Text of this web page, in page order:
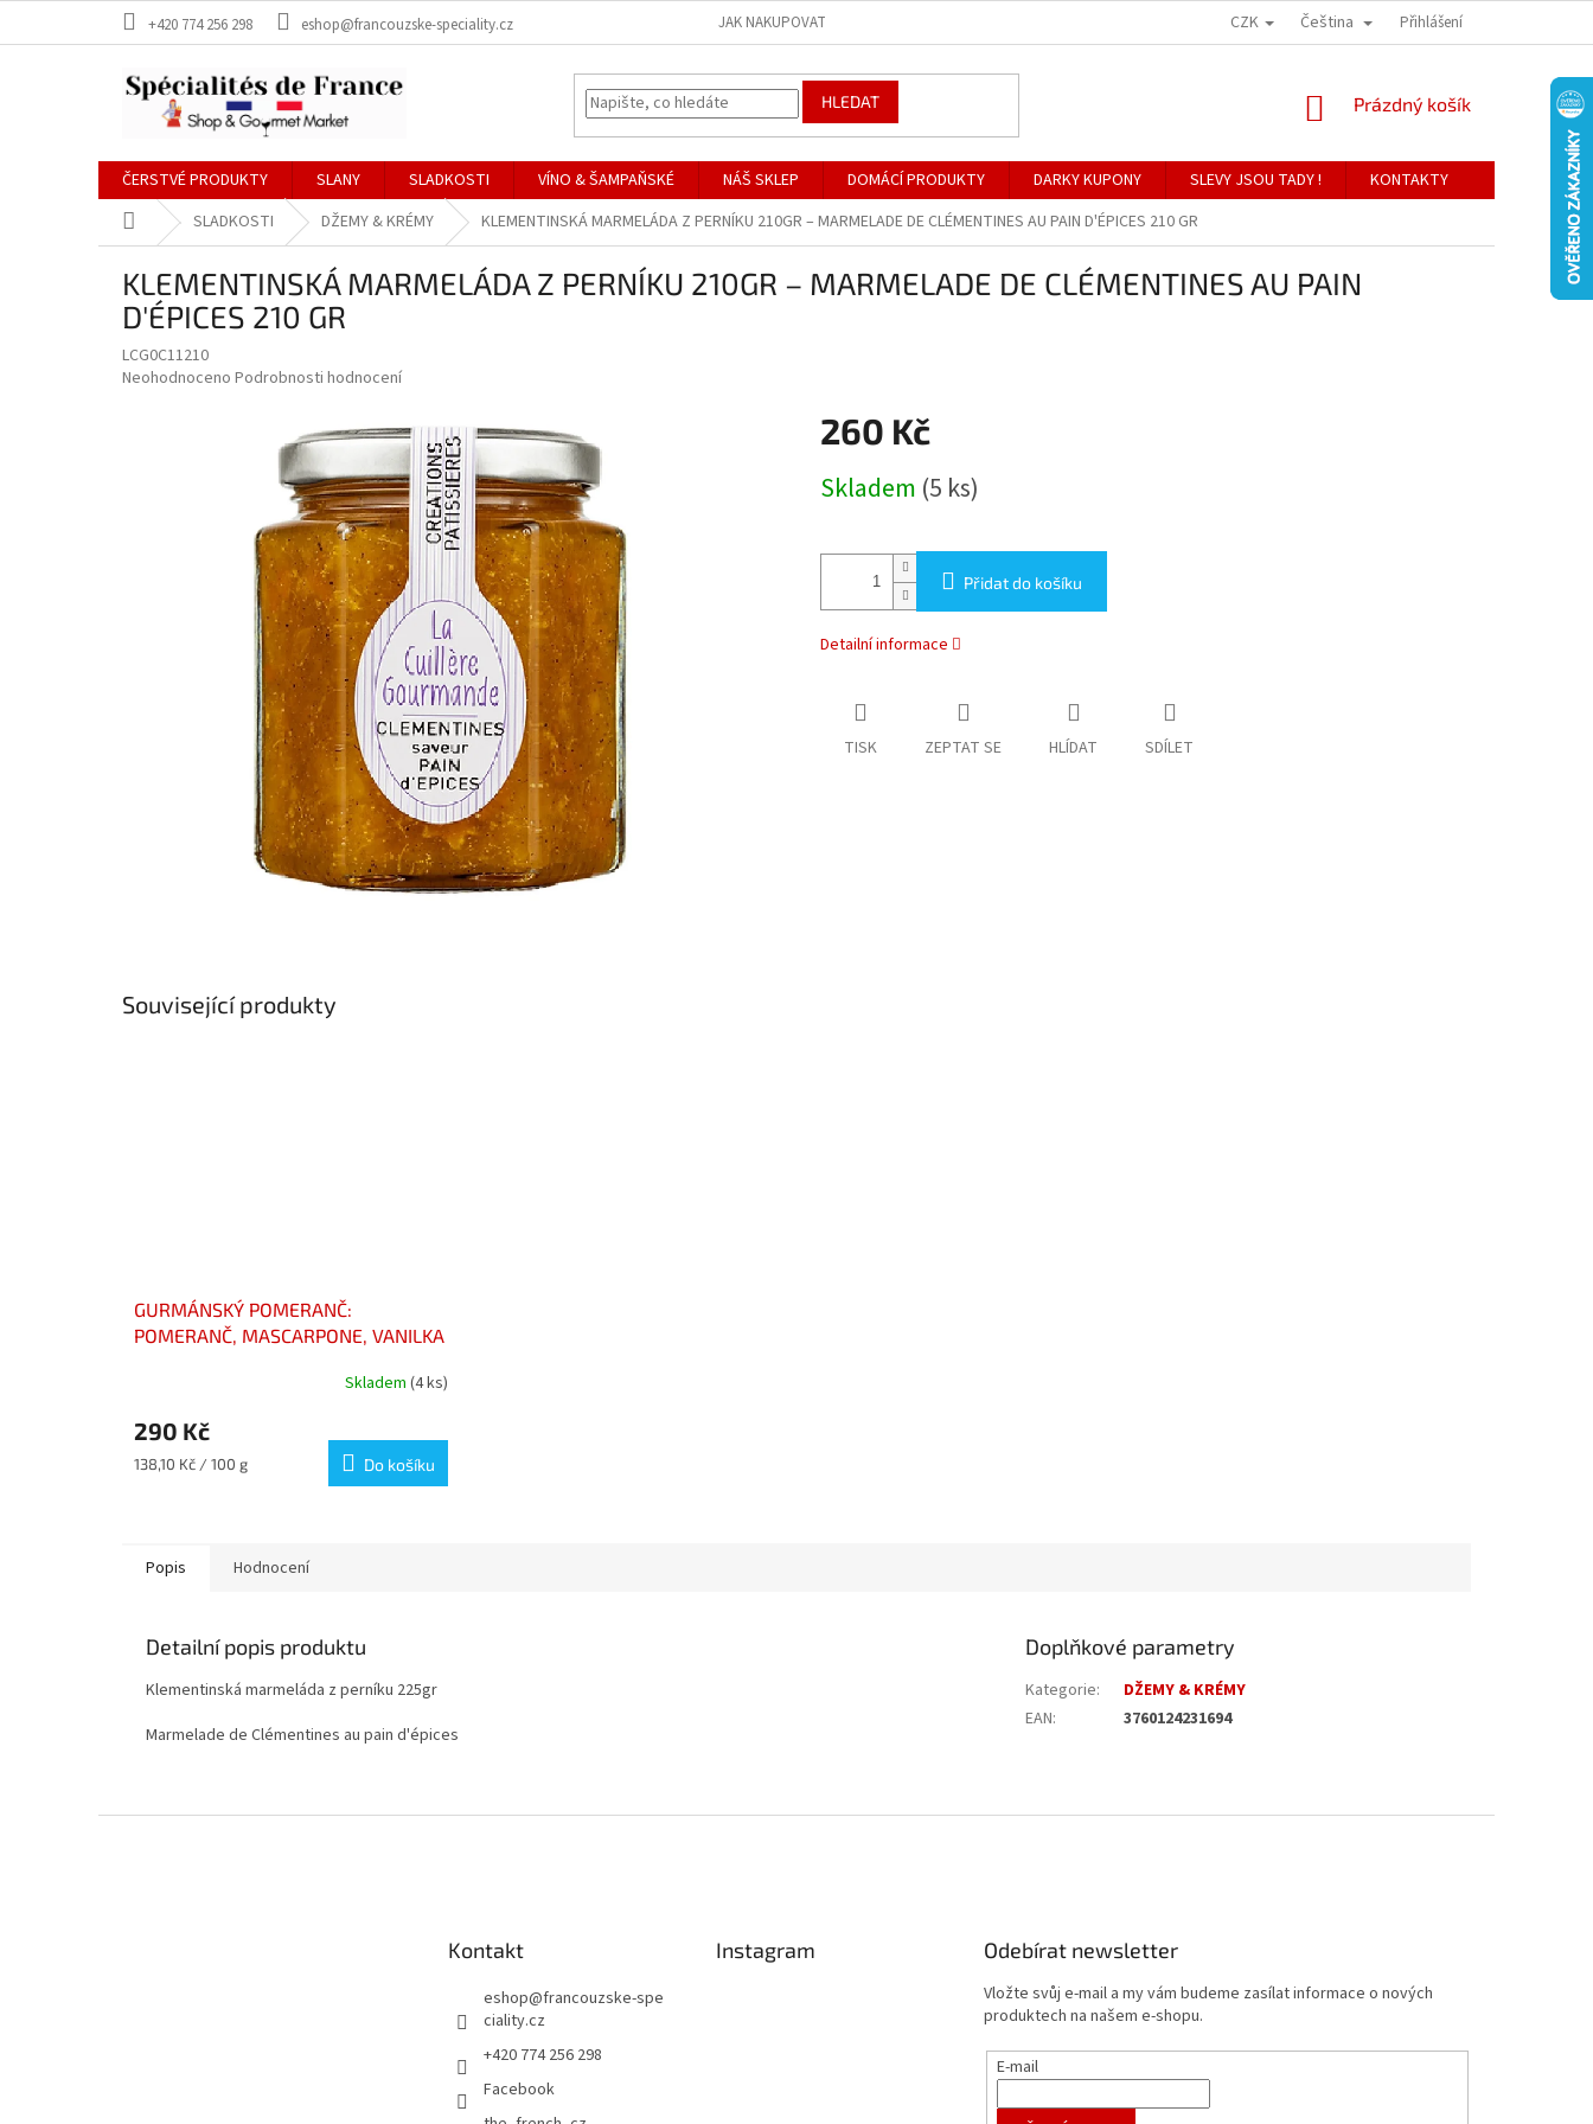
+420 774 256 298 eshop@francouzske-speciality.cz JAK NAKUPOVAT CZK Čeština Přihlášení
HLEDAT
NÁKUPNÍ
Prázdný košík
ČERSTVÉ PRODUKTY SLANY SLADKOSTI VÍNO & ŠAMPAŇSKÉ NÁŠ SKLEP DOMÁCÍ PRODUKTY DARKY KUPONY SLEVY JSOU TADY !
KONTAKTY
Domů SLADKOSTI DŽEMY & KRÉMY KLEMENTINSKÁ MARMELÁDA Z PERNÍKU 210GR – MARMELADE DE CLÉMENTINES AU PAIN D'ÉPICES 210 GR
KLEMENTINSKÁ MARMELÁDA Z PERNÍKU 210GR – MARMELADE DE CLÉMENTINES AU PAIN
D'ÉPICES 210 GR
LCG0C11210
Průměrné
Neohodnoceno Podrobnosti hodnocení
260 Kč
cena:
Skladem (5 ks)
Přidat do košíku
Detailní informace
TISK ZEPTAT SE HLÍDAT SDÍLET
Související produkty
GURMÁNSKÝ POMERANČ:
POMERANČ, MASCARPONE, VANILKA
ORANGE GOURMANDE
Skladem (4 ks)
290 Kč
Měrná
138,10 Kč / 100 g Do košíku
Popis Hodnocení
Detailní popis produktu
Klementinská marmeláda z perníku 225gr
Marmelade de Clémentines au pain d'épices
Doplňkové parametry
Kategorie:
DŽEMY & KRÉMY
EAN: 3760124231694
Kontakt
eshop@francouzske-spe
ciality.cz
+420 774 256 298
Facebook
Instagram Odebírat newsletter
Vložte svůj e-mail a my vám budeme zasílat informace o nových
produktech na našem e-shopu.
E-mail